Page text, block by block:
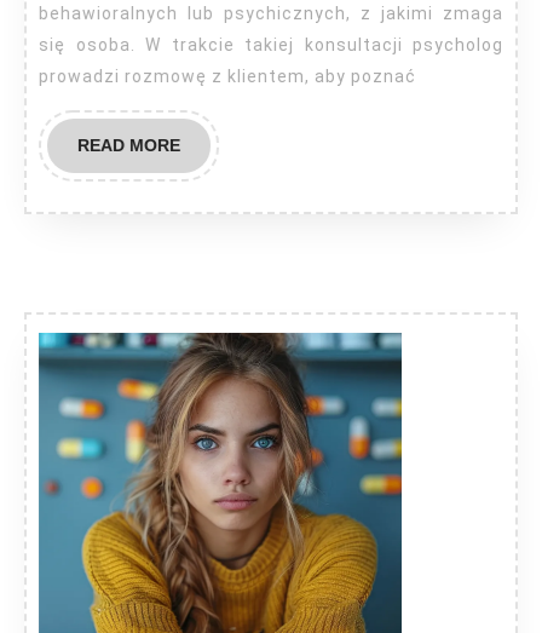
behawioralnych lub psychicznych, z jakimi zmaga
się osoba. W trakcie takiej konsultacji psycholog
prowadzi rozmowę z klientem, aby poznać
READ MOREREAD
MORE